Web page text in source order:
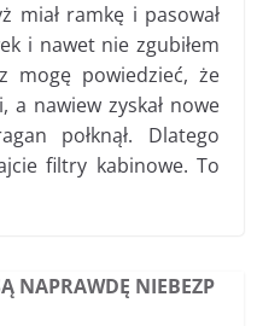
miał ramkę i pasował
i nawet nie zgubiłem
mogę powiedzieć, że
nawiew zyskał nowe
połknął. Dlatego
filtry kabinowe. To
NAPRAWDĘ NIEBEZP